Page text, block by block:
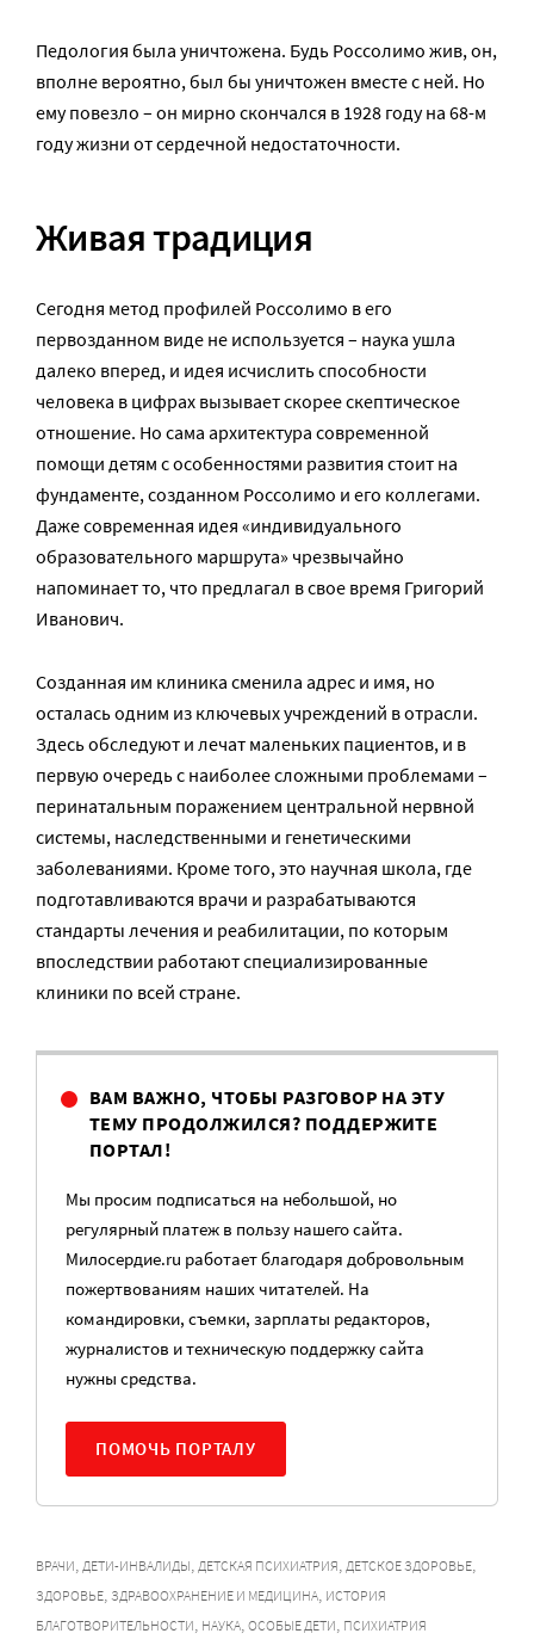
Педология была уничтожена. Будь Россолимо жив, он,
вполне вероятно, был бы уничтожен вместе с ней. Но
ему повезло – он мирно скончался в 1928 году на 68-м
году жизни от сердечной недостаточности.
Живая традиция
Сегодня метод профилей Россолимо в его
первозданном виде не используется – наука ушла
далеко вперед, и идея исчислить способности
человека в цифрах вызывает скорее скептическое
отношение. Но сама архитектура современной
помощи детям с особенностями развития стоит на
фундаменте, созданном Россолимо и его коллегами.
Даже современная идея «индивидуального
образовательного маршрута» чрезвычайно
напоминает то, что предлагал в свое время Григорий
Иванович.
Созданная им клиника сменила адрес и имя, но
осталась одним из ключевых учреждений в отрасли.
Здесь обследуют и лечат маленьких пациентов, и в
первую очередь с наиболее сложными проблемами –
перинатальным поражением центральной нервной
системы, наследственными и генетическими
заболеваниями. Кроме того, это научная школа, где
подготавливаются врачи и разрабатываются
стандарты лечения и реабилитации, по которым
впоследствии работают специализированные
клиники по всей стране.
ВАМ ВАЖНО, ЧТОБЫ РАЗГОВОР НА ЭТУ
ТЕМУ ПРОДОЛЖИЛСЯ? ПОДДЕРЖИТЕ
ПОРТАЛ!
Мы просим подписаться на небольшой, но
регулярный платеж в пользу нашего сайта.
Милосердие.ru работает благодаря добровольным
пожертвованиям наших читателей. На
командировки, съемки, зарплаты редакторов,
журналистов и техническую поддержку сайта
нужны средства.
ПОМОЧЬ ПОРТАЛУ
ВРАЧИ, ДЕТИ-ИНВАЛИДЫ, ДЕТСКАЯ ПСИХИАТРИЯ, ДЕТСКОЕ ЗДОРОВЬЕ,
ЗДОРОВЬЕ, ЗДРАВООХРАНЕНИЕ И МЕДИЦИНА, ИСТОРИЯ
БЛАГОТВОРИТЕЛЬНОСТИ, НАУКА, ОСОБЫЕ ДЕТИ, ПСИХИАТРИЯ